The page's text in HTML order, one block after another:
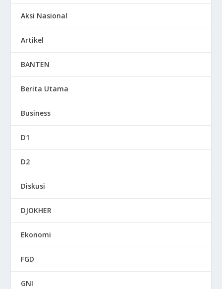
Aksi Nasional
Artikel
BANTEN
Berita Utama
Business
D1
D2
Diskusi
DJOKHER
Ekonomi
FGD
GNI